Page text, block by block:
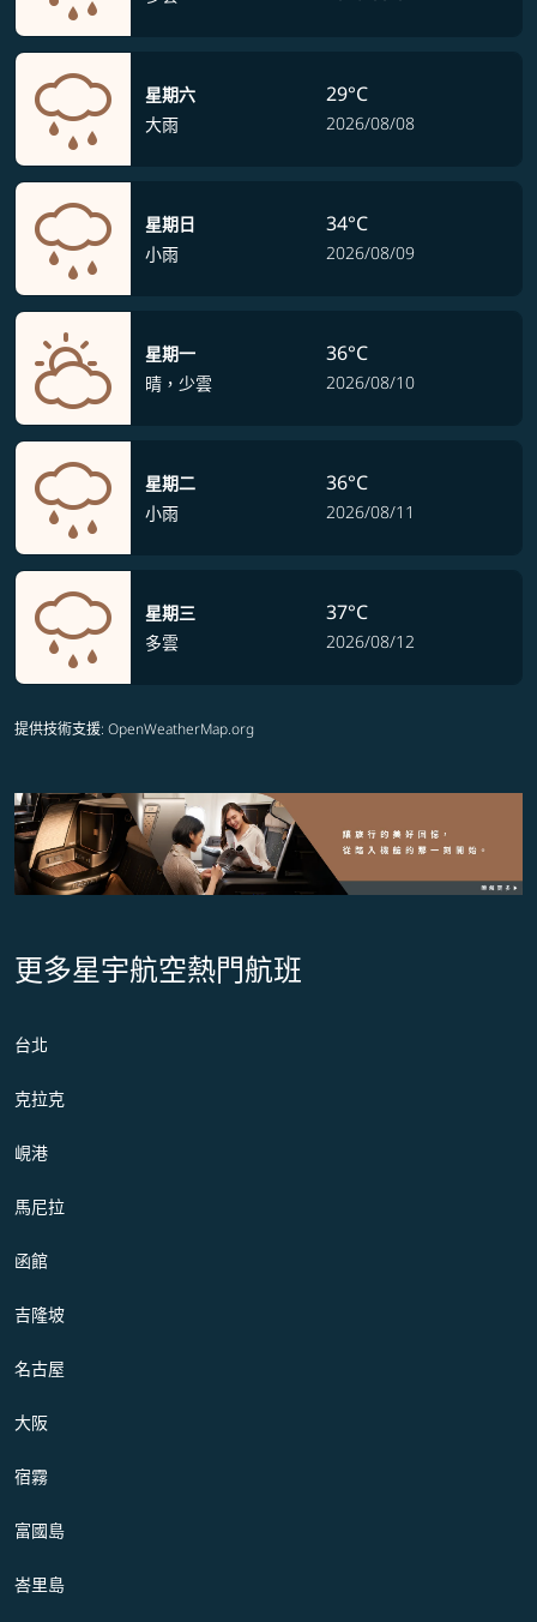
星期六
大雨
29°C
2026/08/08
星期日
小雨
34°C
2026/08/09
星期一
晴，少雲
36°C
2026/08/10
星期二
小雨
36°C
2026/08/11
星期三
多雲
37°C
2026/08/12
提供技術支援: OpenWeatherMap.org
更多星宇航空熱門航班
台北
克拉克
峴港
馬尼拉
函館
吉隆坡
名古屋
大阪
宿霧
富國島
峇里島